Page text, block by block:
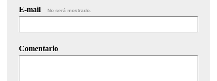
E-mail No será mostrado.
Comentario